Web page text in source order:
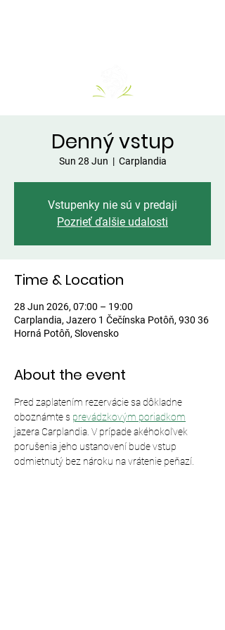
Denný vstup
Sun 28 Jun
  |
Carplandia
Vstupenky nie sú v predaji
Pozrieť ďalšie udalosti
Time & Location
28 Jun 2026, 07:00 – 19:00
Carplandia, Jazero 1 Čečínska Potôň, 930 36
Horná Potôň, Slovensko
About the event
Pred zaplatením rezervácie sa dôkladne
oboznámte s prevádzkovým poriadkom
jazera Carplandia. V prípade akéhokoľvek
porušenia jeho ustanovení bude vstup
odmietnutý bez nároku na vrátenie peňazí.